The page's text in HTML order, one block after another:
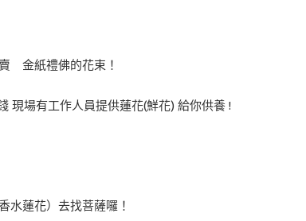
金紙禮佛的花束！
現場有工作人員提供蓮花(鮮花) 給你供養 !
蓮花）去找菩薩囉！